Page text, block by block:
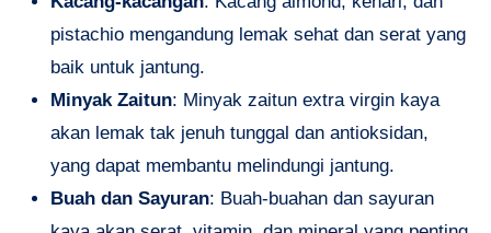
pistachio mengandung lemak sehat dan serat yang
baik untuk jantung.
Minyak Zaitun: Minyak zaitun extra virgin kaya
akan lemak tak jenuh tunggal dan antioksidan,
yang dapat membantu melindungi jantung.
Buah dan Sayuran: Buah-buahan dan sayuran